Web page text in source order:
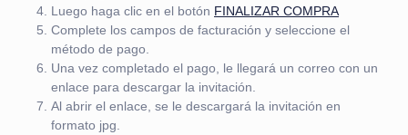
Luego haga clic en el botón FINALIZAR COMPRA
Complete los campos de facturación y seleccione el
método de pago.
Una vez completado el pago, le llegará un correo con un
enlace para descargar la invitación.
Al abrir el enlace, se le descargará la invitación en
formato jpg.